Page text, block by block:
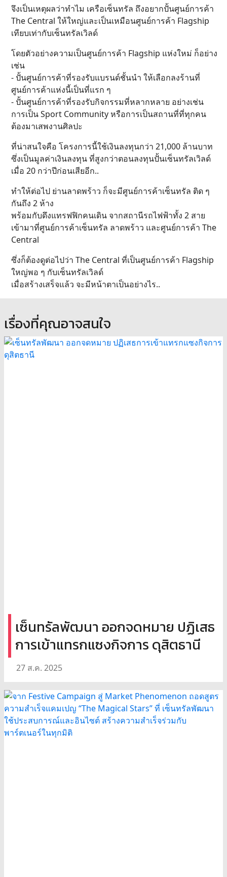
จึงเป็นเหตุผลว่าทำไม เครือเซ็นทรัล ถึงอยากปั้นศูนย์การค้า
The Central ให้ใหญ่และเป็นเหมือนศูนย์การค้า Flagship
เทียบเท่ากับเซ็นทรัลเวิลด์
โดยตัวอย่างความเป็นศูนย์การค้า Flagship แห่งใหม่ ก็อย่าง
เช่น
- ปั้นศูนย์การค้าที่รองรับแบรนด์ชั้นนำ ให้เลือกลงร้านที่
ศูนย์การค้าแห่งนี้เป็นที่แรก ๆ
- ปั้นศูนย์การค้าที่รองรับกิจกรรมที่หลากหลาย อย่างเช่น
การเป็น Sport Community หรือการเป็นสถานที่ที่ทุกคน
ต้องมาเสพงานศิลปะ
ที่น่าสนใจคือ โครงการนี้ใช้เงินลงทุนกว่า 21,000 ล้านบาท
ซึ่งเป็นมูลค่าเงินลงทุน ที่สูงกว่าตอนลงทุนปั้นเซ็นทรัลเวิลด์
เมื่อ 20 กว่าปีก่อนเสียอีก..
ทำให้ต่อไป ย่านลาดพร้าว ก็จะมีศูนย์การค้าเซ็นทรัล ติด ๆ
กันถึง 2 ห้าง
พร้อมกับดึงแทรฟฟิกคนเดิน จากสถานีรถไฟฟ้าทั้ง 2 สาย
เข้ามาที่ศูนย์การค้าเซ็นทรัล ลาดพร้าว และศูนย์การค้า The
Central
ซึ่งก็ต้องดูต่อไปว่า The Central ที่เป็นศูนย์การค้า Flagship
ใหญ่พอ ๆ กับเซ็นทรัลเวิลด์
เมื่อสร้างเสร็จแล้ว จะมีหน้าตาเป็นอย่างไร..
เรื่องที่คุณอาจสนใจ
เซ็นทรัลพัฒนา ออกจดหมาย ปฏิเสธ
การเข้าแทรกแซงกิจการ ดุสิตธานี
27 ส.ค. 2025